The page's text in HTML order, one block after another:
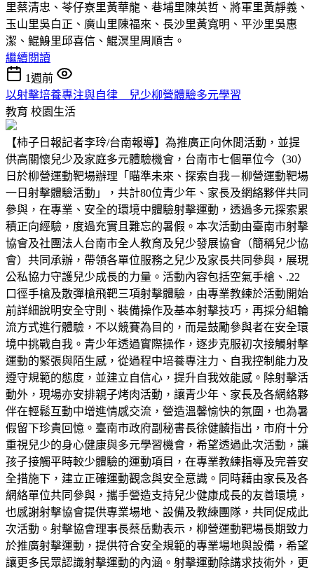
里蔡清忠、苓仔寮里黃華龍、巷埔里陳英哲、將軍里黃靜義、
玉山里吳白正、廣山里陳福來、長沙里黃寬明、平沙里吳惠
潔、鯤鯓里邱喜信、鯤溟里周順吉。
繼續閱讀
1週前
以射擊培養專注與自律 兒少柳營體驗多元學習
教育 校園生活
【柿子日報記者李玲/台南報導】為推廣正向休閒活動，並提
供高關懷兒少及家庭多元體驗機會，台南市七個單位今（30）
日於柳營運動靶場辦理「瞄準未來、探索自我－柳營運動靶場
一日射擊體驗活動」，共計80位青少年、家長及網絡夥伴共同
參與，在專業、安全的環境中體驗射擊運動，透過多元探索累
積正向經驗，度過充實且難忘的暑假。本次活動由臺南市射擊
協會及社團法人台南市全人教育及兒少發展協會（簡稱兒少協
會）共同承辦，帶領各單位服務之兒少及家長共同參與，展現
公私協力守護兒少成長的力量。活動內容包括空氣手槍、.22
口徑手槍及散彈槍飛靶三項射擊體驗，由專業教練於活動開始
前詳細說明安全守則、裝備操作及基本射擊技巧，再採分組輪
流方式進行體驗，不以競賽為目的，而是鼓勵參與者在安全環
境中挑戰自我。青少年透過實際操作，逐步克服初次接觸射擊
運動的緊張與陌生感，從過程中培養專注力、自我控制能力及
遵守規範的態度，並建立自信心，提升自我效能感。除射擊活
動外，現場亦安排親子烤肉活動，讓青少年、家長及各網絡夥
伴在輕鬆互動中增進情感交流，營造溫馨愉快的氛圍，也為暑
假留下珍貴回憶。臺南市政府副秘書長徐健麟指出，市府十分
重視兒少的身心健康與多元學習機會，希望透過此次活動，讓
孩子接觸平時較少體驗的運動項目，在專業教練指導及完善安
全措施下，建立正確運動觀念與安全意識。同時藉由家長及各
網絡單位共同參與，攜手營造支持兒少健康成長的友善環境，
也感謝射擊協會提供專業場地、設備及教練團隊，共同促成此
次活動。射擊協會理事長蔡岳勳表示，柳營運動靶場長期致力
於推廣射擊運動，提供符合安全規範的專業場地與設備，希望
讓更多民眾認識射擊運動的內涵。射擊運動除講求技術外，更